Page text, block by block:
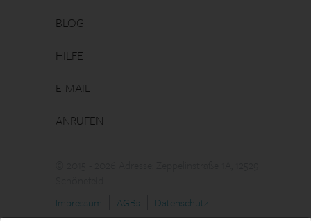
BLOG
HILFE
E-MAIL
ANRUFEN
Impressum
AGBs Datenschutz